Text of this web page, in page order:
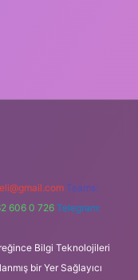
Teams:
606 0 726 Telegram:
Bilgi Teknolojileri
bir Yer Sağlayıcı